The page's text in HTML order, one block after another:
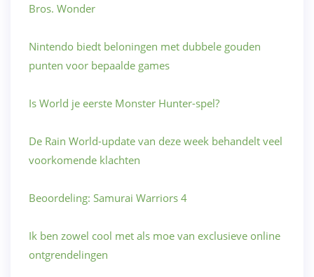
Bros. Wonder
Nintendo biedt beloningen met dubbele gouden
punten voor bepaalde games
Is World je eerste Monster Hunter-spel?
De Rain World-update van deze week behandelt veel
voorkomende klachten
Beoordeling: Samurai Warriors 4
Ik ben zowel cool met als moe van exclusieve online
ontgrendelingen